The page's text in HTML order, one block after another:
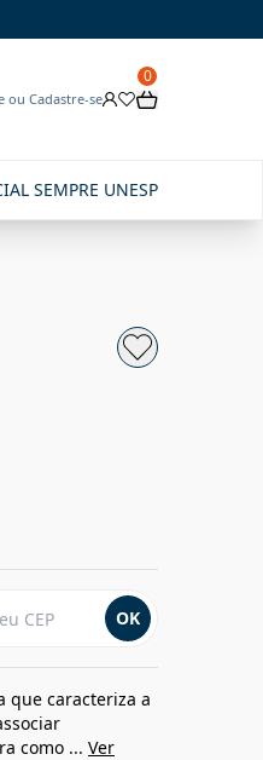
ou Cadastre-se
0
SEMPRE UNESP
OK
que caracteriza a
como ... Ver